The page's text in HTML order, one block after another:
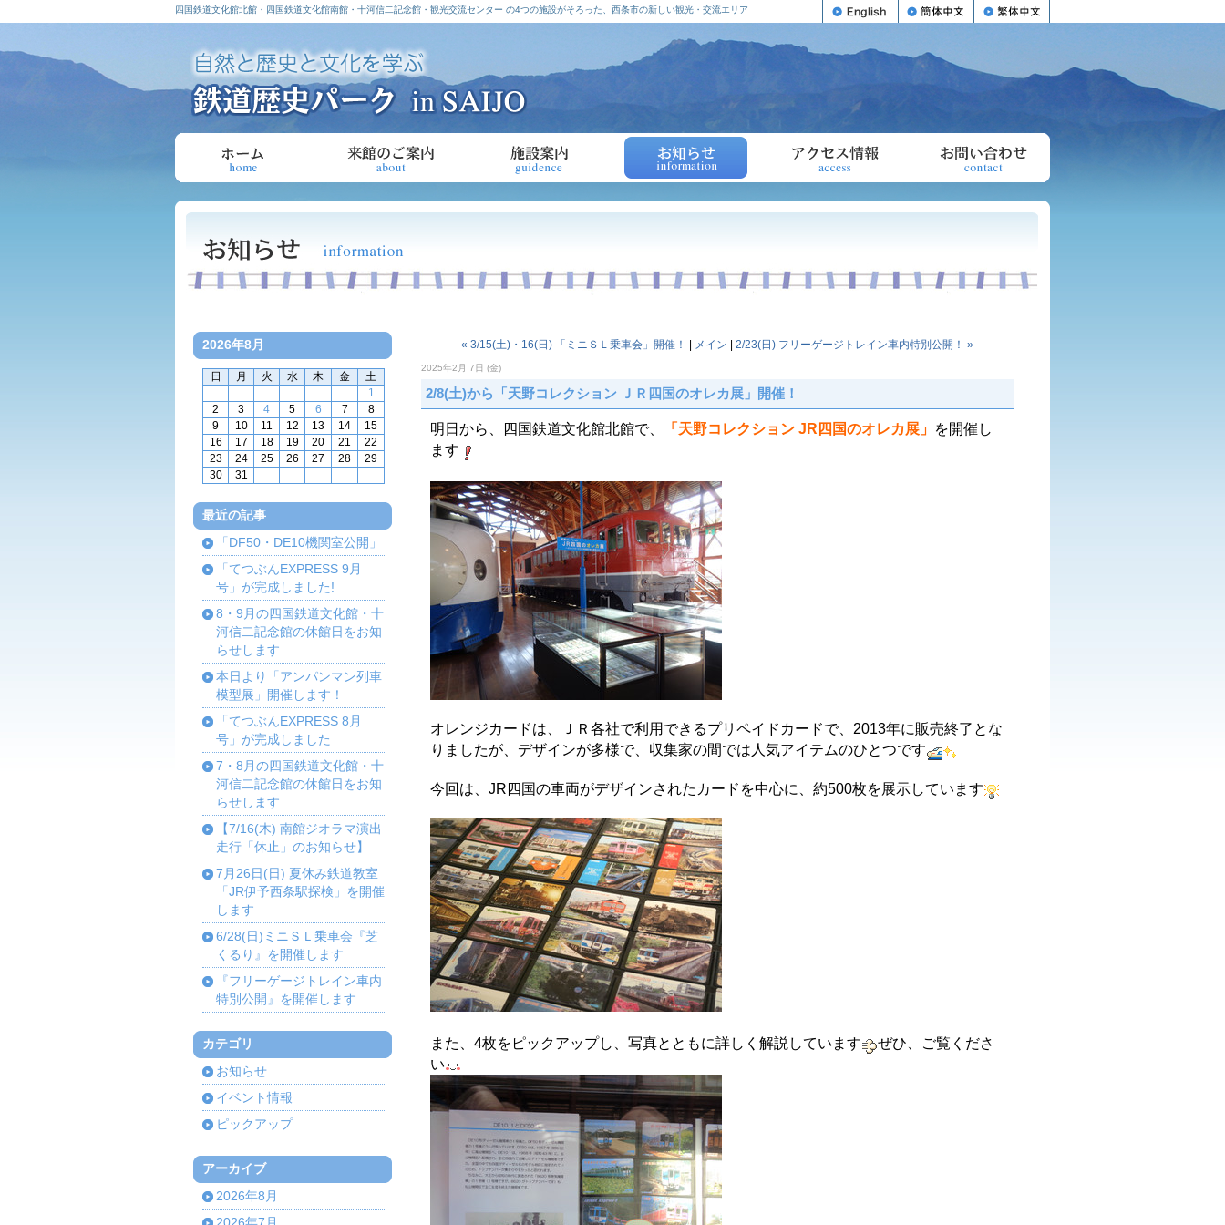
四国鉄道文化館北館・四国鉄道文化館南館・十河信二記念館・観光交流センター の4つの施設がそろった、西条市の新しい観光・交流エリア
2026年8月
日 月 火 水 木 金
土
1
2
3 4 5 6 7
8
9
10 11 12 13 14
15
16
17 18 19 20 21
22
23
24 25 26 27 28
29
30
31
最近の記事
「DF50・DE10機関室公開」
「てつぶんEXPRESS 9月
号」が完成しました!
8・9月の四国鉄道文化館・十
河信二記念館の休館日をお知
らせします
本日より「アンパンマン列車
模型展」開催します！
「てつぶんEXPRESS 8月
号」が完成しました
7・8月の四国鉄道文化館・十
河信二記念館の休館日をお知
らせします
【7/16(木) 南館ジオラマ演出
走行「休止」のお知らせ】
7月26日(日) 夏休み鉄道教室
「JR伊予西条駅探検」を開催
します
6/28(日)ミニＳＬ乗車会『芝
くるり』を開催します
『フリーゲージトレイン車内
特別公開』を開催します
カテゴリ
お知らせ
イベント情報
ピックアップ
アーカイブ
2026年8月
« 3/15(土)・16(日) 「ミニＳＬ乗車会」開催！ メイン 2/23(日) フリーゲージトレイン車内特別公開！ »
2025年2月 7日 (金)
2/8(土)から「天野コレクション ＪＲ四国のオレカ展」開催！
明日から、四国鉄道文化館北館で、 「天野コレクション J R四国のオレカ展」 を開催し
ます
オレンジカードは、ＪＲ各社で利用できるプリペイドカードで、2013年に販売終了とな
りましたが、デザインが多様で、収集家の間では人気アイテムのひとつです
今回は、JR四国の車両がデザインされたカードを中心に、約500枚を展示しています
また、4枚をピックアップし、写真とともに詳しく解説しています
ぜひ、ご覧くださ
い